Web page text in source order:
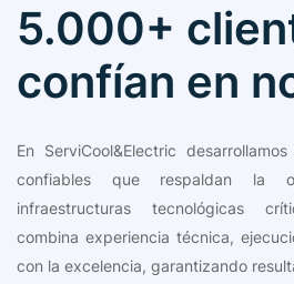
5.000+
confían en
En ServiCool&Electric
confiables que respaldan la
infraestructuras tecnológicas
combina experiencia técnica,
con la excelencia, garantizando